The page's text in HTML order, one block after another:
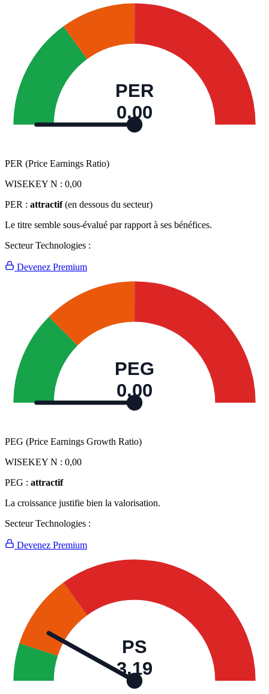
PER
0,00
PER (Price Earnings Ratio)
WISEKEY N : 0,00
PER : attractif (en dessous du secteur)
Le titre semble sous-évalué par rapport à ses bénéfices.
Secteur Technologies :
Devenez Premium
PEG
0,00
PEG (Price Earnings Growth Ratio)
WISEKEY N : 0,00
PEG : attractif
La croissance justifie bien la valorisation.
Secteur Technologies :
Devenez Premium
PS
3,19